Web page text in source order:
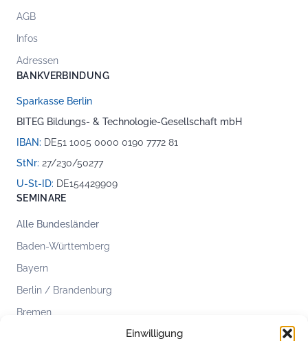
Einwilligung
AGB
Infos
Adressen
BANKVERBINDUNG
Sparkasse Berlin
BITEG Bildungs- & Technologie-Gesellschaft mbH
IBAN: DE51 1005 0000 0190 7772 81
StNr: 27/230/50277
U-St-ID: DE154429909
SEMINARE
Alle Bundesländer
Baden-Württemberg
Bayern
Berlin / Brandenburg
Bremen